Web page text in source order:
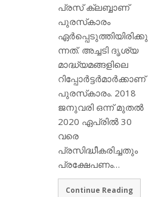
പ്രസ് ക്ലബ്ബാണ്
പുരസ്‌കാരം
ഏര്‍പ്പെടുത്തിയിരിക്കു
ന്നത്. അച്ചടി ദൃശ്യ
മാദ്ധ്യമങ്ങളിലെ
റിപ്പോര്‍ട്ടര്‍മാര്‍ക്കാണ്
പുരസ്‌കാരം. 2018
ജനുവരി ഒന്ന് മുതല്‍
2020 ഏപ്രില്‍ 30
വരെ
പ്രസിദ്ധീകരിച്ചതും
പ്രക്ഷേപണം…
Continue Reading